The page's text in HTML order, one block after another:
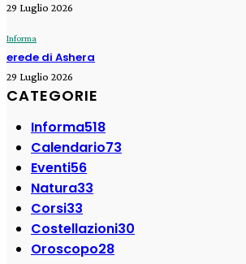
29 Luglio 2026
Informa
erede di Ashera
29 Luglio 2026
CATEGORIE
Informa518
Calendario73
Eventi56
Natura33
Corsi33
Costellazioni30
Oroscopo28